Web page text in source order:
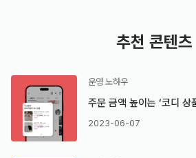
추천 콘텐츠
운영 노하우
주문 금액 높이는 ‘코디 상
2023-06-07